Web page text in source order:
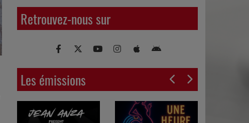
Retrouvez-nous sur
Les émissions